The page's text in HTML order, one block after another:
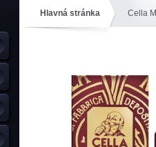
Hlavná stránka Cella